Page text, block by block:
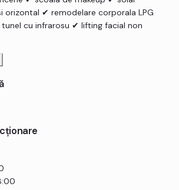
orizontal ✔ remodelare corporala LPG
cu infrarosu ✔ lifting facial non